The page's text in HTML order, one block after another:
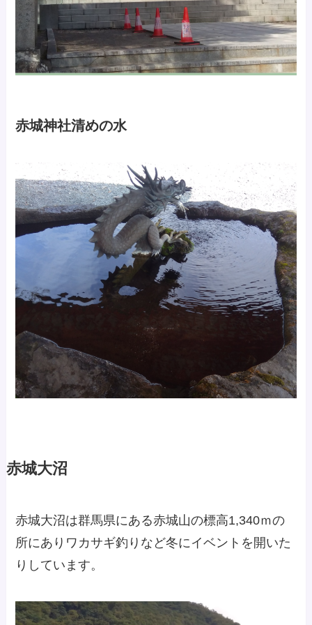
赤城神社清めの水
赤城大沼
赤城大沼は群馬県にある赤城山の標高1,340ｍの
所にありワカサギ釣りなど冬にイベントを開いた
りしています。